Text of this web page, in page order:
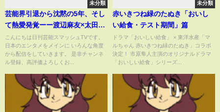
未分類
芸能界引退から沈黙の5年、そし
て熱愛発覚ーー渡辺麻友×太田基
裕“再出発”の真相とは？
こんにちは日刊芸能スマッシュTVです。
日本のエンタメをメインに いろんな角度
から配信をしていきます。 是非チャンネ
ル登録、高評価よろしくお...
未分類
赤いきつね緑のたぬき「おいし
い給食・テスト期間」篇
ドラマ「おいしい給食」 × 東洋水産「マ
ルちゃん 赤いきつね緑のたぬき」コラボ
決定！ 市原隼人主演のオリジナルドラマ
「おいしい給食」シリーズ...